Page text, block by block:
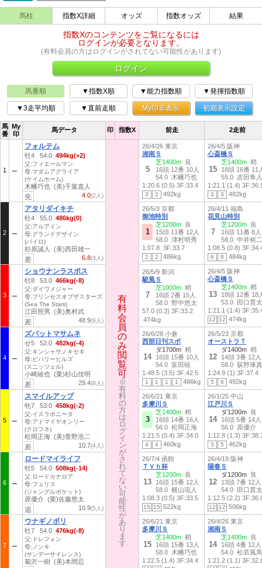
馬柱 指数X詳細 オッズ 指数オッズ 結果
指数Xのコンテンツをご覧になるには
ログインが必要となります。
(有料会員の方はログインがされてない可能性があります)
ログイン
馬番順 ▼指数X順 ▼能力指数順 ▼発揮指数順
▼3走平均順 ▼直前走順 My印非表示 初期表示設定
馬
番
My
印
馬データ 印 指数X
1
フォルテム
牡4 54.0 494kg(+2)
父:フィエールマン
母:マダムアグライア
(ケイムホーム)
木幡巧也 (美)千葉直人
4.0(2人)
先
有
料
会
員
の
み
閲
覧
可
※
有
料
の
方
は
ロ
グ
イ
ン
が
さ
れ
て
な
い
可
能
性
が
あ
り
ま
す
2
アタリダイキチ
牡4 55.0 486kg(0)
父:アルアイン
母:グランドデザイン
(パイロ)
杉原誠人 (美)西田雄一
6.8(3人)
差
3
ショウナンラスボス
牡8 53.0 466kg(-8)
父:ダイワメジャー
母:プリンセスオブザスターズ
(Sea The Stars)
江田照男 (美)奥村武
48.9(9人)
差
4
ズバットマサムネ
せ5 52.0 482kg(-4)
父:キンシャサノキセキ
母:ビバリーヒルズ
(スニッツェル)
小崎綾也 (栗)杉山佳明
29.4(8人)
差
5
スマイルアップ
牝7 53.0 458kg(-2)
父:イスラボニータ
母:アドマイヤオンリー
(クロフネ)
松岡正海 (美)萱野浩二
10.7(4人)
差
6
ロードマイライフ
牡5 54.0 508kg(-14)
父:ロードカナロア
母:フェリス
(ジャングルポケット)
原優介 (栗)佐藤悠太
10.9(5人)
追
7
ウナギノボリ
牡7 54.0 476kg(-8)
父:ドレフォン
母:ノンキ
(サンデーサイレンス)
菊沢一樹 (美)本間忍
前走 2走前
有
料
会
員
の
み
閲
覧
可
※
有
料
の
方
は
ロ
グ
イ
ン
が
さ
れ
て
な
い
可
能
性
が
あ
り
ま
す
26/4/26 東京
湘南Ｓ
5
芝1400m 良
16頭 12番 10人
54.0 木幡巧也
1:20.6 (0.5) 3F:33.4
3 2 492kg
26/4/5 阪神
心斎橋Ｓ
15
芝1400m 稍
18頭 16番 11
55.0 吉田隼人
1:21.1 (1.4)
3 3 482kg
26/5/3 京都
御池特別
1
芝1200m 良
15頭 11番 12人
58.0 津村明秀
1:07.8 3F:33.7
2 2 486kg
26/4/11 福島
花見山特別
7
芝1200m 良
16頭 11番 8人
58.0 中井裕二
1:08.5 (0.8)
6 8 484kg
26/5/9 新潟
駿風Ｓ
7
芝1000m 稍
16頭 2番 15人
58.0 野中悠太
57.0 (0.3) 3F:33.2
474kg
26/4/5 阪神
心斎橋Ｓ
13
芝1400m 稍
18頭 12番 18
53.0 田口貫太
1:21.1 (1.4)
12 12 474kg
26/6/28 小倉
西部日刊スポ
14
ダ1700m 稍
16頭 15番 10人
54.0 富田暁
1:48.5 (3.5) 3F:42.5
1 1 1 1 486kg
26/5/23 京都
オーストラＴ
12
ダ1400m 稍
14頭 3番 12人
58.0 荻野琢真
1:24.9 (1) 3F:37.4
5 6 492kg
26/6/21 東京
多摩川Ｓ
3
芝1400m 稍
16頭 14番 16人
56.0 松岡正海
1:21.5 (0.4) 3F:34.0
4 4 460kg
26/1/25 中山
江戸川Ｓ
14
ダ1200m 良
16頭 5番 14人
56.0 原優介
1:12.8 (1.3)
3 5 462kg
26/7/4 函館
ＴＶｈ杯
13
芝1200m 良
16頭 15番 12人
58.0 横山琉人
1:08.3 (0.5) 3F:33.5
15 15 522kg
26/4/19 阪神
陽春Ｓ
12
ダ1200m 良
13頭 7番 12人
54.0 田口貫太
1:12.5 (2.2)
12 12 506kg
26/6/21 東京
多摩川Ｓ
15
芝1400m 稍
16頭 15番 13人
58.0 木幡巧也
1:22.5 (1.4) 3F:34.4
26/4/26 東京
湘南Ｓ
14
芝1400m 良
16頭 4番 12人
54.0 松若風馬
1:21.2 (1.1)